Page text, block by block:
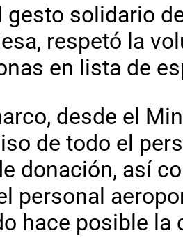
gesto solidario
respetó la
en lista de
desde el
de todo el
donación, así
personal
hace posible la